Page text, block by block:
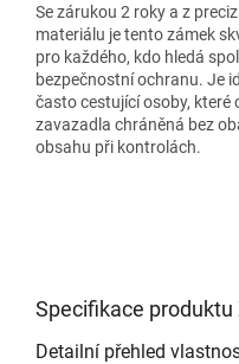
Se zárukou 2 roky a z
materiálu je tento zámek
pro každého, kdo hledá
bezpečnostní ochranu. Je
často cestující osoby, které
zavazadla chráněná bez
obsahu při kontrolách.
Specifikace
Detailní přehled